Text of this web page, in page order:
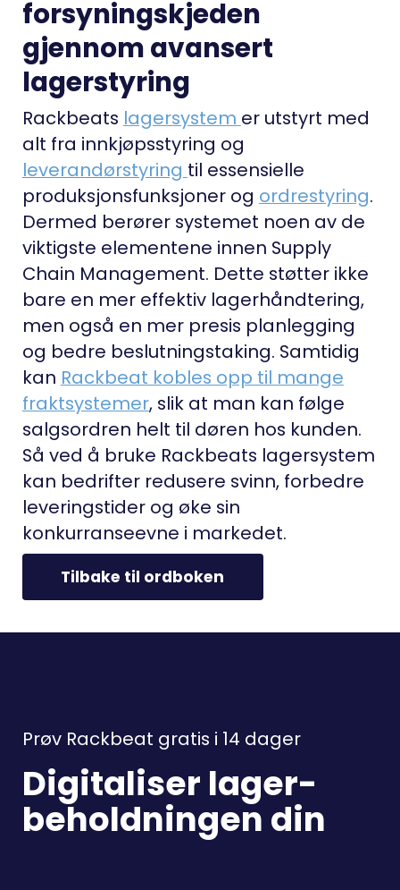
forsyningskjeden
gjennom avansert
lagerstyring
Rackbeats lagersystem er utstyrt med
alt fra innkjøpsstyring og
leverandørstyring til essensielle
produksjonsfunksjoner og ordrestyring.
Dermed berører systemet noen av de
viktigste elementene innen Supply
Chain Management. Dette støtter ikke
bare en mer effektiv lagerhåndtering,
men også en mer presis planlegging
og bedre beslutningstaking. Samtidig
kan Rackbeat kobles opp til mange
fraktsystemer, slik at man kan følge
salgsordren helt til døren hos kunden.
Så ved å bruke Rackbeats lagersystem
kan bedrifter redusere svinn, forbedre
leveringstider og øke sin
konkurranseevne i markedet.
Tilbake til ordboken
Prøv Rackbeat gratis i 14 dager
Digitaliser lager-
beholdningen din